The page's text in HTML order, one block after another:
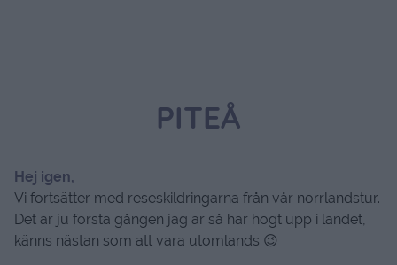
PITEÅ
Hej igen,
Vi fortsätter med reseskildringarna från vår norrlandstur.
Det är ju första gången jag är så här högt upp i landet,
känns nästan som att vara utomlands 😉